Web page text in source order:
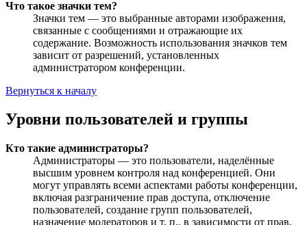
Что такое значки тем?
Значки тем — это выбранные авторами изображения,
связанные с сообщениями и отражающие их
содержание. Возможность использования значков тем
зависит от разрешений, установленных
администратором конференции.
Вернуться к началу
Уровни пользователей и группы
Кто такие администраторы?
Администраторы — это пользователи, наделённые
высшим уровнем контроля над конференцией. Они
могут управлять всеми аспектами работы конференции,
включая разграничение прав доступа, отключение
пользователей, создание групп пользователей,
назначение модераторов и т. п., в зависимости от прав,